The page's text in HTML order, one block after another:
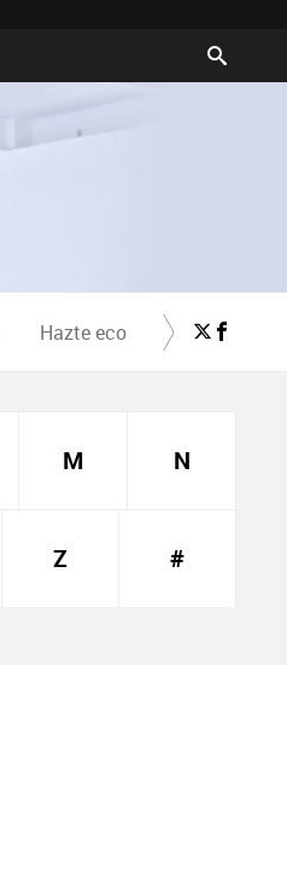
Hazte eco Crea Cultura
M N
Z #